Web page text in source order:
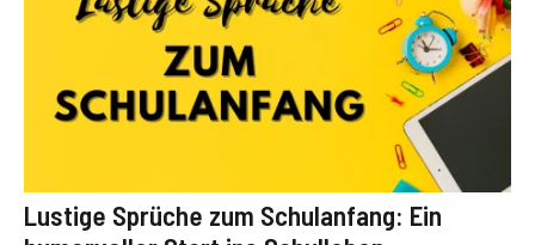
Lustige Sprüche zum Schulanfang: Ein